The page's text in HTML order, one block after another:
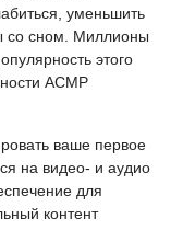
уменьшить
со сном. Миллионы
этого
АСМР
ваше первое
на видео- и аудио
для
контент